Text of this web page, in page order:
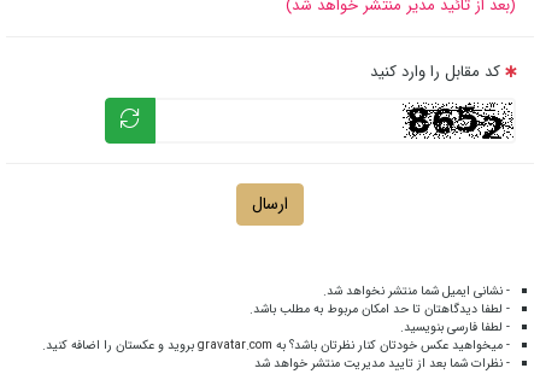
(بعد از تائید مدیر منتشر خواهد شد)
کد مقابل را وارد کنید
ارسال
- نشانی ایمیل شما منتشر نخواهد شد.
- لطفا دیدگاهتان تا حد امکان مربوط به مطلب باشد.
- لطفا فارسی بنویسید.
- میخواهید عکس خودتان کنار نظرتان باشد؟ به gravatar.com بروید و عکستان را اضافه کنید.
- نظرات شما بعد از تایید مدیریت منتشر خواهد شد